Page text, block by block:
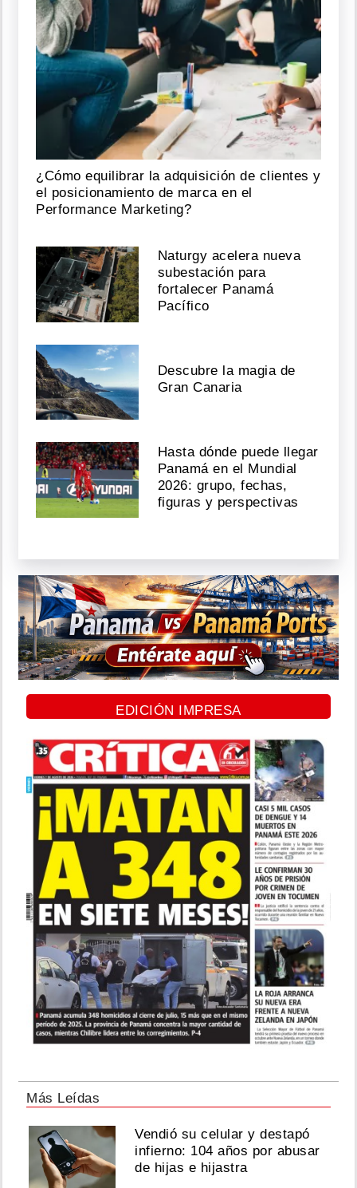
¿Cómo equilibrar la adquisición de clientes y
el posicionamiento de marca en el
Performance Marketing?
Naturgy acelera nueva
subestación para
fortalecer Panamá
Pacífico
Descubre la magia de
Gran Canaria
Hasta dónde puede llegar
Panamá en el Mundial
2026: grupo, fechas,
figuras y perspectivas
EDICIÓN IMPRESA
Más Leídas
Vendió su celular y destapó
infierno: 104 años por abusar
de hijas e hijastra